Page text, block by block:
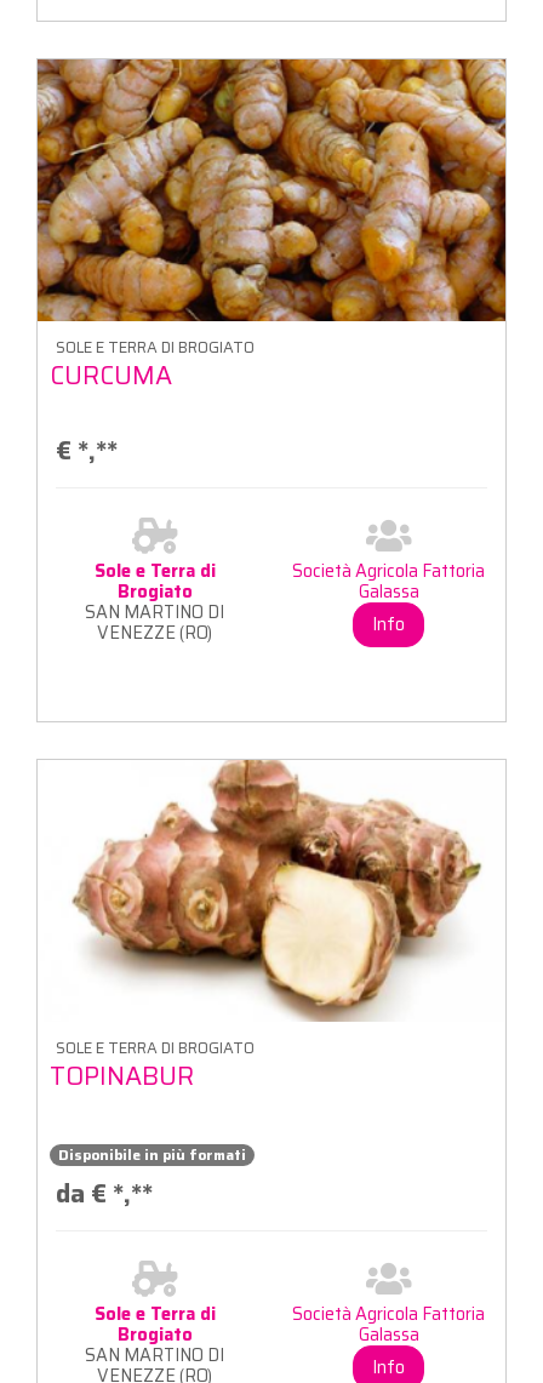
SOLE E TERRA DI BROGIATO
CURCUMA
€ *,**
Sole e Terra di
Brogiato
SAN MARTINO DI
VENEZZE (RO)
Società Agricola Fattoria
Galassa
Info
SOLE E TERRA DI BROGIATO
TOPINABUR
Disponibile in più formati
da € *,**
Sole e Terra di
Brogiato
SAN MARTINO DI
VENEZZE (RO)
Società Agricola Fattoria
Galassa
Info